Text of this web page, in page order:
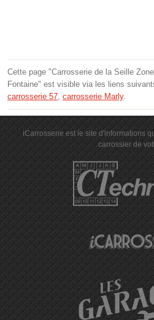
Cette page "Carrosserie de la Seille
Fontaine" est visible via les liens
carrosserie 57, carrosserie Marly.
iCarrosserie est le site d'informations
carrossier de